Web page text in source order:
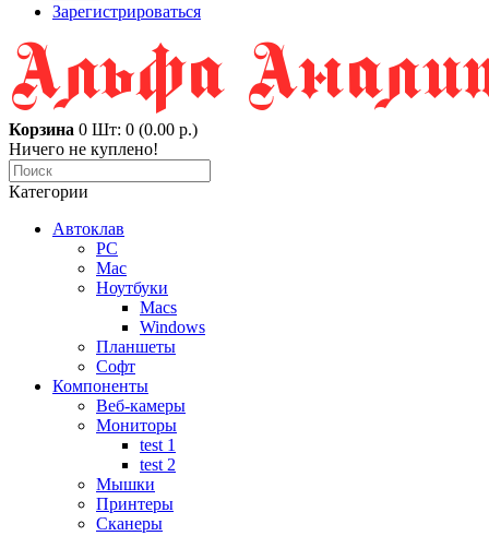
Зарегистрироваться
Корзина 0 Шт: 0 (0.00 р.)
Ничего не куплено!
Категории
Автоклав
PC
Mac
Ноутбуки
Macs
Windows
Планшеты
Софт
Компоненты
Веб-камеры
Мониторы
test 1
test 2
Мышки
Принтеры
Сканеры